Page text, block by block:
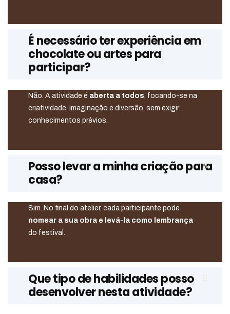
É necessário ter experiência em
chocolate ou artes para
participar?
Não. A atividade é aberta a todos, focando-se na
criatividade, imaginação e diversão, sem exigir
conhecimentos prévios.
Posso levar a minha criação para
casa?
Sim. No final do atelier, cada participante pode
nomear a sua obra e levá-la como lembrança
do festival.
Que tipo de habilidades posso
desenvolver nesta atividade?